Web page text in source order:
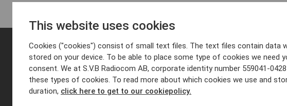
This website uses cookies
Cookies ("cookies") consist of small text files. The text files contain data
stored on your device. To be able to place some type of cookies we need
consent. We at S.V.B Radiocom AB, corporate identity number 559041-
these types of cookies. To read more about which cookies we use and
duration, click here to get to our cookiepolicy.